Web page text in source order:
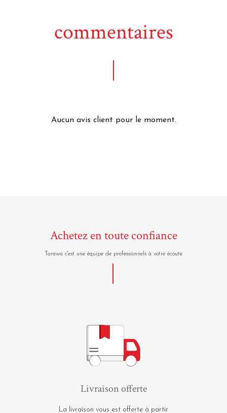
commentaires
Aucun avis client pour le moment.
Achetez en toute confiance
Tarawa c'est une équipe de professionnels à votre écoute
Livraison offerte
La livraison vous est offerte à partir